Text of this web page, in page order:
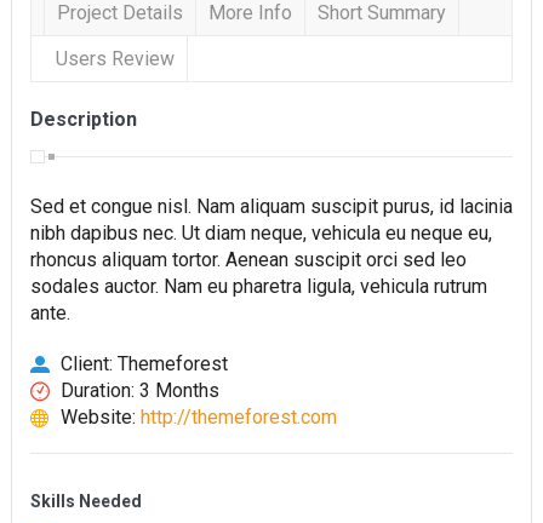
Việt Nam?
Toyota Việt Nam chính thức ra mắt Toyota Fortuner 2022 và
“Bật mí” những thay đổi của Toyota Land Cruiser 2021 vừa
được ra mắt tại Việt Nam
Những dòng xe Toyota đang phổ biến nhất trên thị trường
Việt Nam hiện nay.
Lựa chọn Toyota Corolla Cross hay Mazda CX-5 trong phân
khúc C – SUV?
Những thay đổi trên dòng xe Vios 2022
Project Details More Info
Short Summary
Users Review
Description
Sed et congue nisl. Nam aliquam suscipit purus, id lacinia
nibh dapibus nec. Ut diam neque, vehicula eu neque eu,
rhoncus aliquam tortor. Aenean suscipit orci sed leo
sodales auctor. Nam eu pharetra ligula, vehicula rutrum
ante.
Client: Themeforest
Duration: 3 Months
Website: http://themeforest.com
Skills Needed